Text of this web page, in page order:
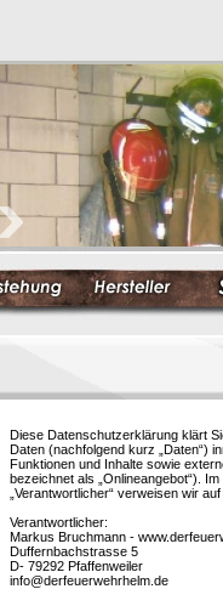
Diese Datenschutzerklärung klärt
Daten (nachfolgend kurz „Daten“)
Funktionen und Inhalte sowie
bezeichnet als „Onlineangebot“).
„Verantwortlicher“ verweisen wir
Verantwortlicher:
Markus Bruchmann -
Duffernbachstrasse 5
D- 79292 Pfaffenweiler
info@derfeuerwehrhelm.de